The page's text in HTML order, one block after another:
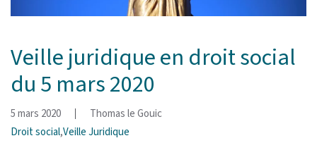
Veille juridique en droit social
du 5 mars 2020
5 mars 2020
Thomas le Gouic
Droit social,Veille Juridique